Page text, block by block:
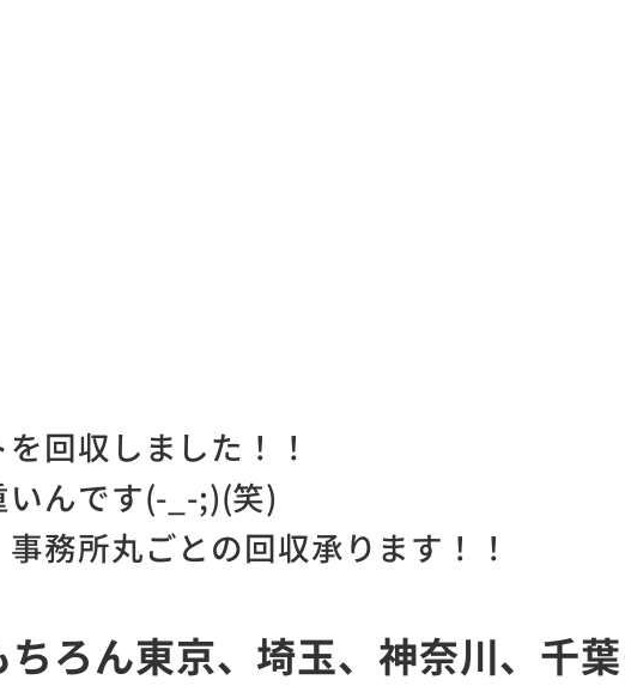
回収しました！！
いんです(-_-;)(笑)
務所丸ごとの回収承ります！！
ろん東京、埼玉、神奈川、千